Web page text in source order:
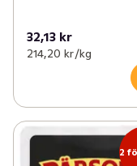
32,13 kr
214,20 kr /kg
2